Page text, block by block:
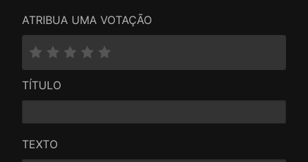
ATRIBUA UMA VOTAÇÃO
TÍTULO
TEXTO